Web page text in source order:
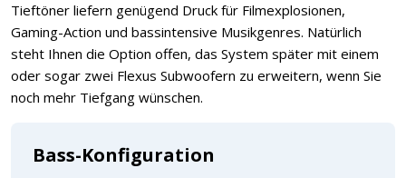
Tieftöner liefern genügend Druck für Filmexplosionen,
Gaming-Action und bassintensive Musikgenres. Natürlich
steht Ihnen die Option offen, das System später mit einem
oder sogar zwei Flexus Subwoofern zu erweitern, wenn Sie
noch mehr Tiefgang wünschen.
Bass-Konfiguration